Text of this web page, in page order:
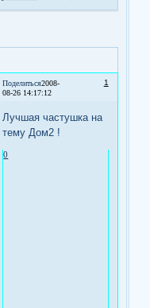
Поделиться 1
2008-
08-26 14:17:12
Лучшая частушка на
тему Дом2 !
0